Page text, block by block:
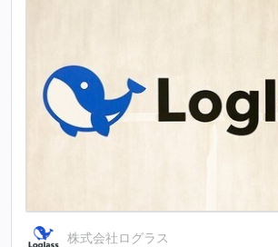
株式会社ログラス